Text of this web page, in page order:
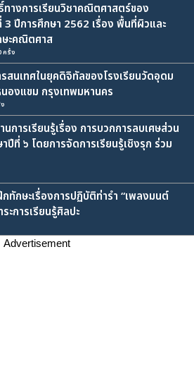
างการเรียนวิชาคณิตศาสตร์ของ
ปีการศึกษา 2562 เรื่อง พื้นที่ผิวและ
ษะคณิตศาส
ครั้ง
สนเทศในยุคดิจิทัลของโรงเรียนวัดอุดม
องแขม กรุงเทพมหานคร
ารเรียนรู้เรื่อง การบวกการลบเศษส่วน
ปีที่ ๖ โดยการจัดการเรียนรู้เชิงรุก ร่วม
กษะเรื่องการปฏิบัติท่ารำ “เพลงมนต์
ะการเรียนรู้ศิลปะ
Advertisement